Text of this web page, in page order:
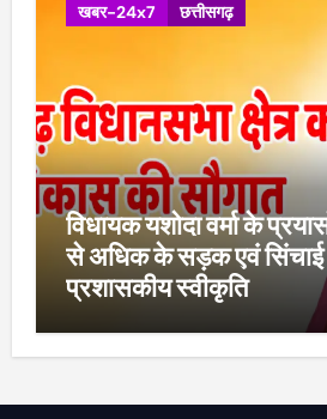
खबर-24x7 छत्तीसगढ़
विधायक यशोदा वर्मा के
से अधिक के सड़क एवं सिंचाई
प्रशासकीय स्वीकृति